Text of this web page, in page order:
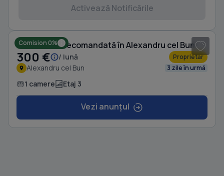
Activează Notificările
Comision 0%
Garsonieră decomandată în Alexandru cel Bun
300 € / lună Proprietar
Alexandru cel Bun 3 zile în urmă
1 camere Etaj 3
Vezi anunțul